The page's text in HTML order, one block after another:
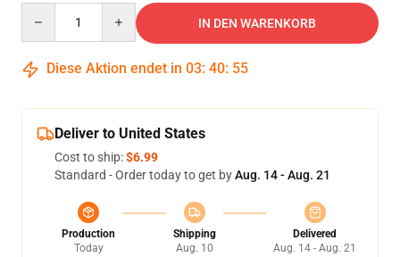
IN DEN WARENKORB
Diese Aktion endet in 03: 40: 54
Deliver to United States
Cost to ship:$6.99
Standard - Order today to get byAug. 14 - Aug. 21
Production
Today
Shipping
Aug. 10
Delivered
Aug. 14 - Aug. 21